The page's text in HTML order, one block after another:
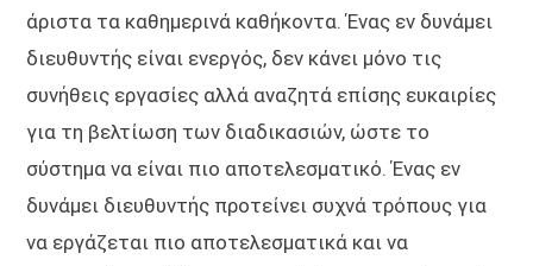
άριστα τα καθημερινά καθήκοντα. Ένας εν δυνάμει
διευθυντής είναι ενεργός, δεν κάνει μόνο τις
συνήθεις εργασίες αλλά αναζητά επίσης ευκαιρίες
για τη βελτίωση των διαδικασιών, ώστε το
σύστημα να είναι πιο αποτελεσματικό. Ένας εν
δυνάμει διευθυντής προτείνει συχνά τρόπους για
να εργάζεται πιο αποτελεσματικά και να